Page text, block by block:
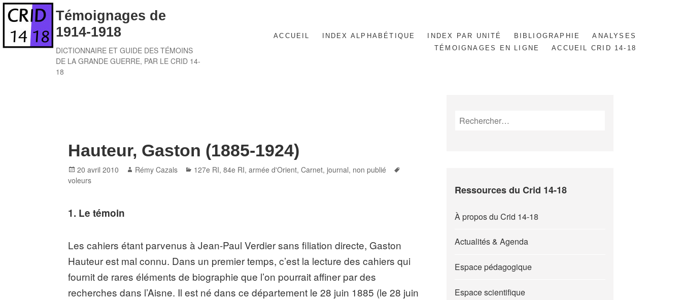
Skip
content
Témoignages de
1914-1918
DICTIONNAIRE ET GUIDE DES TÉMOINS
DE LA GRANDE GUERRE, PAR LE CRID 14-
18
ACCUEIL INDEX ALPHABÉTIQUE INDEX PAR UNITÉ BIBLIOGRAPHIE
ANALYSES
TÉMOIGNAGES EN LIGNE
ACCUEIL CRID 14-18
Hauteur, Gaston (1885-1924)
Posted
on
20 avril 2010 Author
Rémy Cazals Categories
127e RI,84e RI,armée d'Orient,Carnet, journal, non publié
voleurs
1. Le témoin
Les cahiers étant parvenus à Jean-Paul Verdier sans filiation directe, Gaston
Hauteur est mal connu. Dans un premier temps, c’est la lecture des cahiers qui
fournit de rares éléments de biographie que l’on pourrait affiner par des
recherches dans l’Aisne. Il est né dans ce département le 28 juin 1885 (le 28 juin
Rechercher :
Ressources du Crid 14-18
À propos du Crid 14-18
Actualités & Agenda
Espace pédagogique
Espace scientifique